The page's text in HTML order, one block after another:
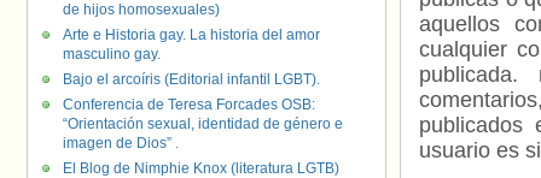
aquellos
cualquier
usuario es
de hijos homosexuales)
Arte e Historia gay. La historia del amor
masculino gay.
Bajo el arcoíris (Editorial infantil LGBT).
Conferencia de Teresa Forcades OSB:
“Orientación sexual, identidad de género e
imagen de Dios” .
El Blog de Nimphie Knox (literatura LGTB)